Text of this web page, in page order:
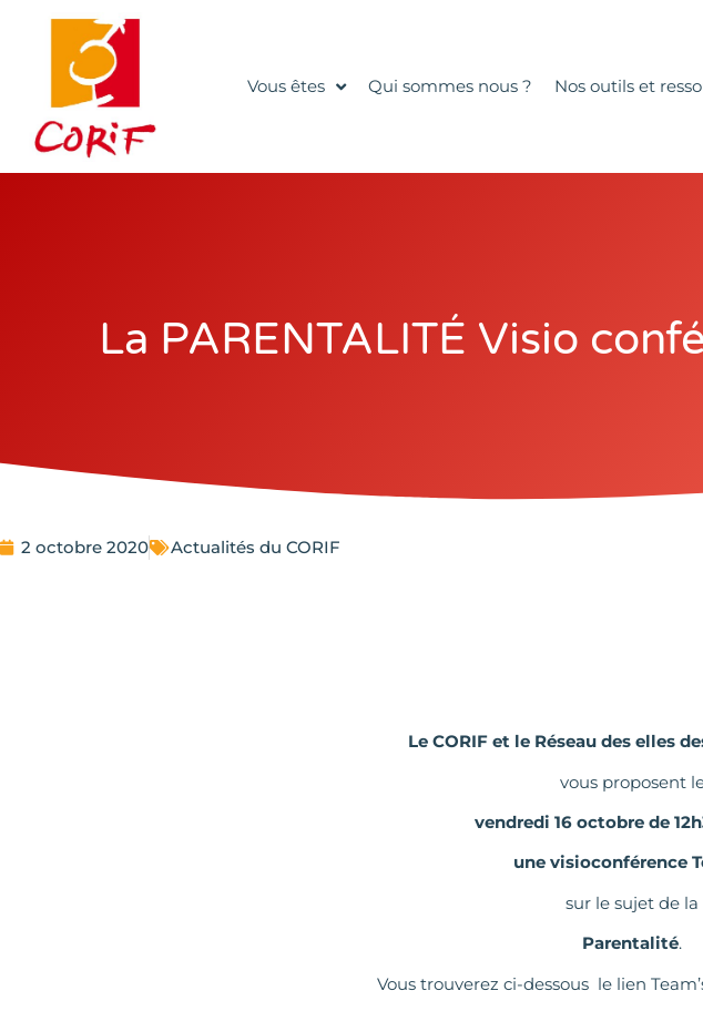
Vous êtes Qui sommes nous ? Nos outils et
La PARENTALITÉ Visio
2 octobre 2020 Actualités du CORIF
Le CORIF et le Réseau des elles
vous proposent
vendredi 16 octobre de
une visioconférence
sur le sujet de la
Parentalité.
Vous trouverez ci-dessous le lien